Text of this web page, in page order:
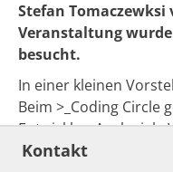
Stefan
Veranstaltung
besucht.
In einer kleinen
Beim >_Coding Circle
Entwickler. Auch viele
unterschiedlichsten
Kontakt